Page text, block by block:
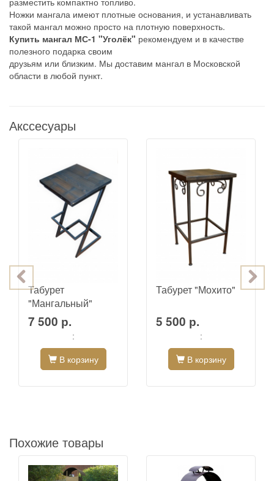
Ножки мангала имеют плотные основания, и устанавливать
такой мангал можно просто на плотную поверхность.
Купить мангал МС-1 "Уголёк" рекомендуем и в качестве
полезного подарка своим
друзьям или близким. Мы доставим мангал в Московской
области в любой пункт.
Акссесуары
Табурет
"Мангальный"
7 500 р.
:
В корзину
Табурет "Мохито"
5 500 р.
:
В корзину
Похожие товары